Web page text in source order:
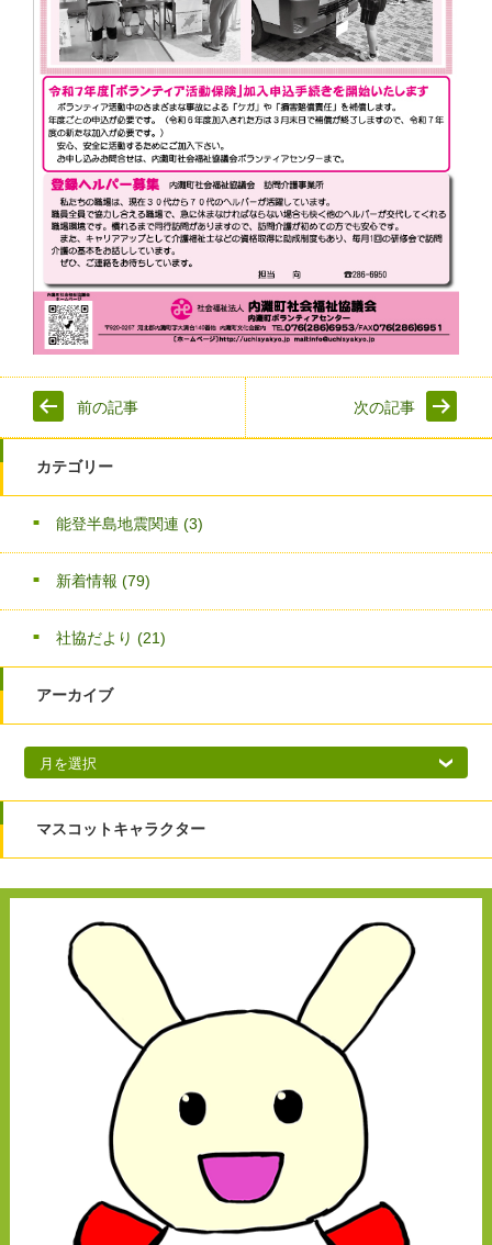
前の記事 次の記事
カテゴリー
能登半島地震関連 (3)
新着情報 (79)
社協だより (21)
アーカイブ
アーカイブ
マスコットキャラクター